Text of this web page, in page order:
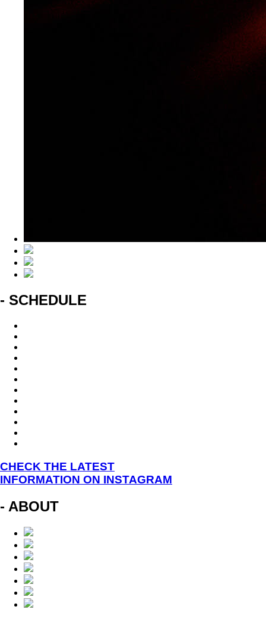
- SCHEDULE
CHECK THE LATEST
INFORMATION ON INSTAGRAM
- ABOUT